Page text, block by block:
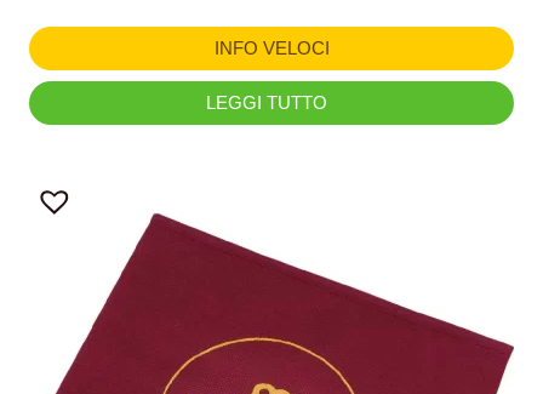
INFO VELOCI
LEGGI TUTTO